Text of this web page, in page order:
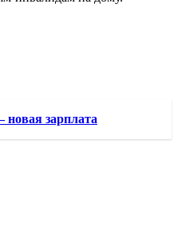
новая зарплата